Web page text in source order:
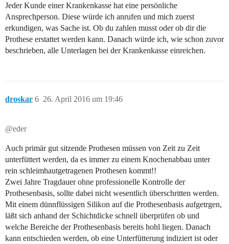
Jeder Kunde einer Krankenkasse hat eine persönliche
Ansprechperson. Diese würde ich anrufen und mich zuerst
erkundigen, was Sache ist. Ob du zahlen musst oder ob dir die
Prothese erstattet werden kann. Danach würde ich, wie schon zuvor
beschrieben, alle Unterlagen bei der Krankenkasse einreichen.
droskar 26. April 2016 um 19:46
6
@eder
Auch primär gut sitzende Prothesen müssen von Zeit zu Zeit
unterfüttert werden, da es immer zu einem Knochenabbau unter
rein schleimhautgetragenen Prothesen kommt!!
Zwei Jahre Tragdauer ohne professionelle Kontrolle der
Prothesenbasis, sollte dabei nicht wesentlich überschritten werden.
Mit einem dünnflüssigen Silikon auf die Prothesenbasis aufgetrgen,
läßt sich anhand der Schichtdicke schnell überprüfen ob und
welche Bereiche der Prothesenbasis bereits hohl liegen. Danach
kann entschieden werden, ob eine Unterfütterung indiziert ist oder